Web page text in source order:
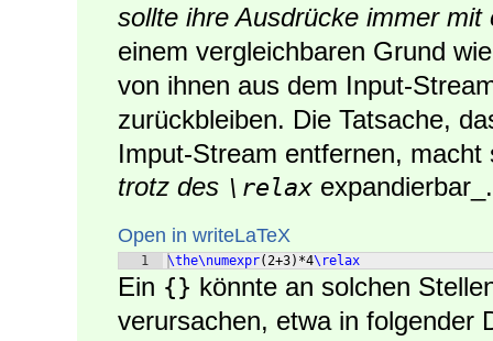
sollte ihre Ausdrücke immer
einem vergleichbaren Grund
von ihnen aus dem Input-
zurückbleiben. Die Tatsache,
Imput-Stream entfernen,
trotz des \relax expandierbar_.
Open in writeLaTeX
1 \the\numexpr(2+3) *4\relax
Ein {} könnte an solchen
verursachen, etwa in folgender